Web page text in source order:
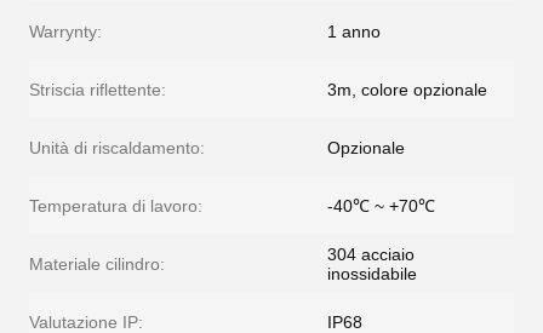
Warrynty: 1 anno
Striscia riflettente: 3m, colore opzionale
Unità di riscaldamento: Opzionale
Temperatura di lavoro: -40℃ ~ +70℃
Materiale cilindro:
304 acciaio
inossidabile
Valutazione IP: IP68